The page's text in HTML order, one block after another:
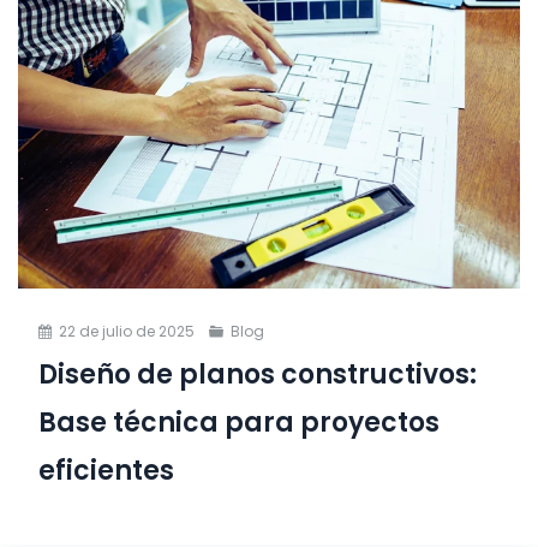
22 de julio de 2025 Blog
Diseño de planos constructivos:
Base técnica para proyectos
eficientes